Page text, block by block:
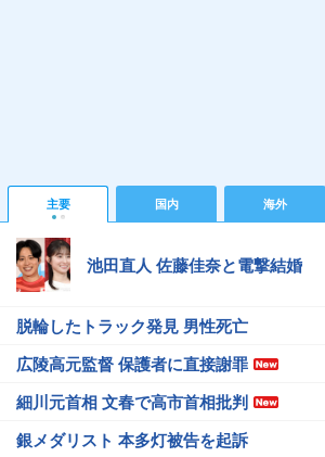
主要 国内 海外
池田直人 佐藤佳奈と電撃結婚
脱輪したトラック発見 男性死亡
広陵高元監督 保護者に直接謝罪
細川元首相 文春で高市首相批判
銀メダリスト 本多灯被告を起訴